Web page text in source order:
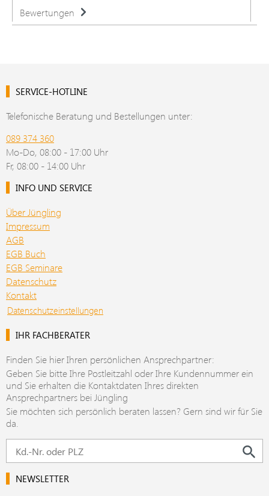
Bewertungen
SERVICE-HOTLINE
Telefonische Beratung und Bestellungen unter:
089 374 360
Mo-Do, 08:00 - 17:00 Uhr
Fr, 08:00 - 14:00 Uhr
INFO UND SERVICE
Über Jüngling
Impressum
AGB
EGB Buch
EGB Seminare
Datenschutz
Kontakt
Datenschutzeinstellungen
IHR FACHBERATER
Finden Sie hier Ihren persönlichen Ansprechpartner:
Geben Sie bitte Ihre Postleitzahl oder Ihre Kundennummer ein
und Sie erhalten die Kontaktdaten Ihres direkten
Ansprechpartners bei Jüngling
Sie möchten sich persönlich beraten lassen? Gern sind wir für Sie
da.
NEWSLETTER